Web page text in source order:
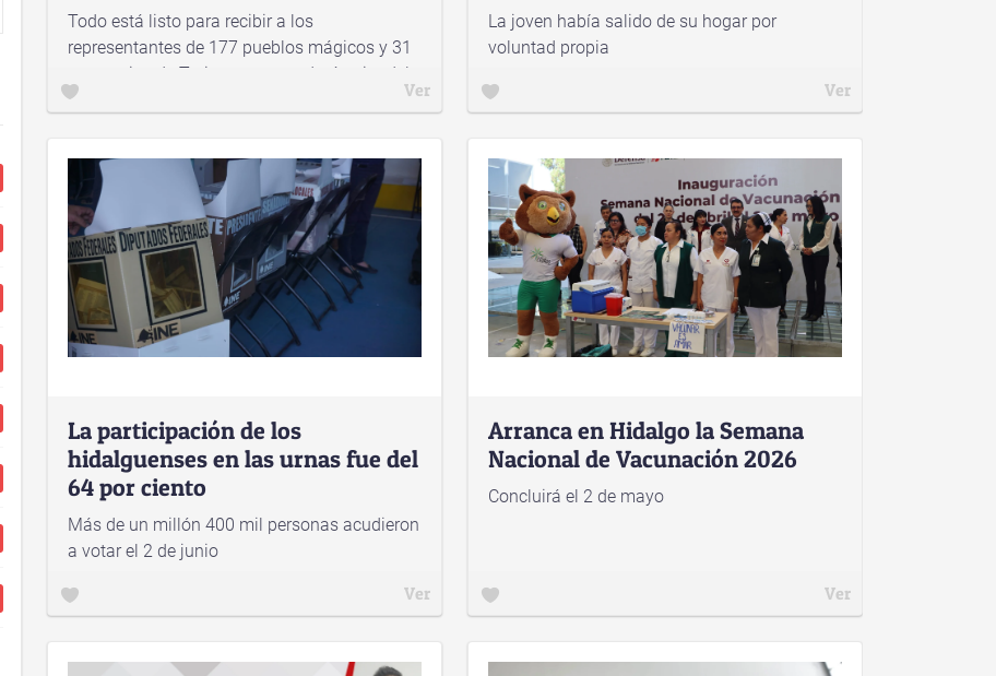
Todo está listo para recibir a los
representantes de 177 pueblos mágicos y 31
secretarios de Turismo, que se darán cita del
22 al 25 de noviembre en la ciudad de
Ver
La joven había salido de su hogar por
voluntad propia
Ver
La participación de los
hidalguenses en las urnas fue del
64 por ciento
Más de un millón 400 mil personas acudieron
a votar el 2 de junio
Ver
Arranca en Hidalgo la Semana
Nacional de Vacunación 2026
Concluirá el 2 de mayo
Ver